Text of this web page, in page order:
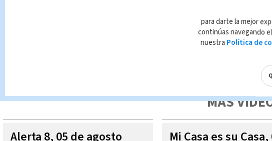
Queda prohibida la reproducción total o parcial del contenido de esta página,
autorizada constituye una infracción y un delito de conformidad con las leyes
MÁS
Alerta 8, 05 de agosto Mi Casa es su
para darte la mejor
continúas navegando
nuestra Política de